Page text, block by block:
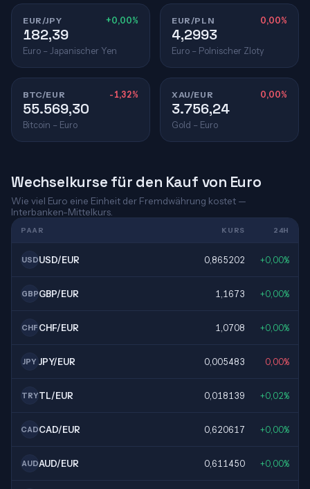
EUR/JPY +0,00%
182,39
Euro – Japanischer Yen
EUR/PLN 0,00%
4,2993
Euro – Polnischer Zloty
BTC/EUR -1,32%
55.569,30
Bitcoin – Euro
XAU/EUR 0,00%
3.756,24
Gold – Euro
Wechselkurse für den Kauf von Euro
Wie viel Euro eine Einheit der Fremdwährung kostet —
Interbanken-Mittelkurs.
PAAR KURS 24H
USDUSD/EUR 0,865202 +0,00%
GBPGBP/EUR 1,1673 +0,00%
CHF CHF/EUR 1,0708 +0,00%
JPY JPY/EUR 0,005483 0,00%
TRYTL/EUR 0,018139 +0,02%
CADCAD/EUR 0,620617 +0,00%
AUDAUD/EUR 0,611450 +0,00%